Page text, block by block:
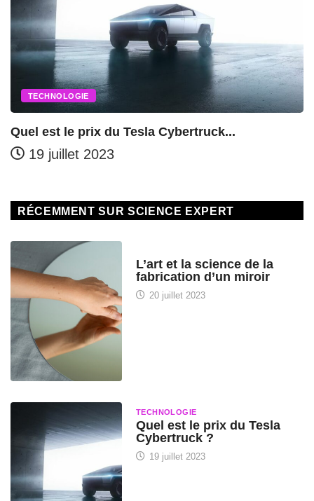
TECHNOLOGIE
Quel est le prix du Tesla Cybertruck...
19 juillet 2023
RÉCEMMENT SUR SCIENCE EXPERT
L’art et la science de la
fabrication d’un miroir
20 juillet 2023
TECHNOLOGIE
Quel est le prix du Tesla
Cybertruck ?
19 juillet 2023